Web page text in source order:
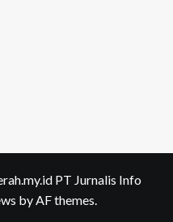
PT Jurnalis Info
by AF themes.